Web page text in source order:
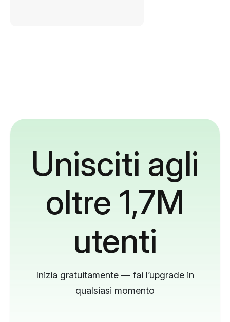
Unisciti agli
oltre 1,7M
utenti
Inizia gratuitamente — fai l’upgrade in
qualsiasi momento